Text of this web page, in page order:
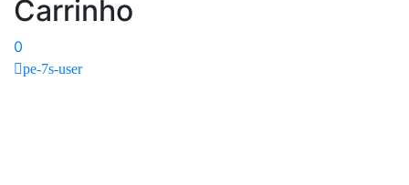
Carrinho
0
pe-7s-user